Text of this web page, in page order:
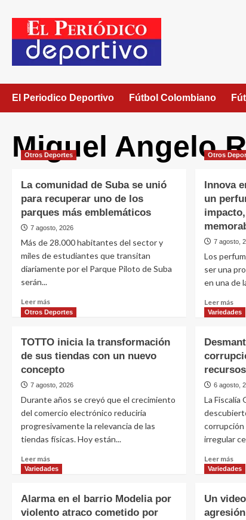
El Periodico Deportivo Fútbol Colombiano
Miguel Angelo
Otros Deportes
La comunidad de Suba se unió
para recuperar uno de los
parques más emblemáticos
7 agosto, 2026
Más de 28.000 habitantes del sector y
miles de estudiantes que transitan
diariamente por el Parque Piloto de Suba
serán...
Leer más
Otros
Innova
un
7 agosto,
Los
ser una
en una de
Leer más
Otros Deportes
TOTTO inicia la transformación
de sus tiendas con un nuevo
concepto
7 agosto, 2026
Durante años se creyó que el crecimiento
del comercio electrónico reduciría
progresivamente la relevancia de las
tiendas físicas. Hoy están...
Leer más
Variedades
6 agosto,
La Fiscalía
corrupción
irregular
Leer más
Variedades
Alarma en el barrio Modelia por
violento atraco cometido por
Variedades
Un